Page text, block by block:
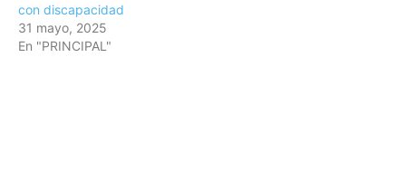
con discapacidad
31 mayo, 2025
En "PRINCIPAL"